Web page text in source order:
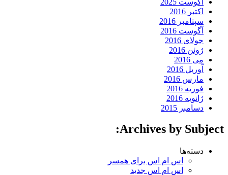
اکتبر 2016
سپتامبر 2016
آگوست 2016
جولای 2016
ژوئن 2016
می 2016
آوریل 2016
مارس 2016
فوریه 2016
ژانویه 2016
دسامبر 2015
Archives by Subject:
دسته‌ها
اس ام اس برای همسر
اس ام اس جدید